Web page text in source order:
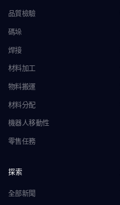
品質檢驗
碼垛
焊接
材料加工
物料搬運
材料分配
機器人移動性
零售任務
探索
全部新聞